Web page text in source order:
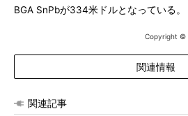
BGA SnPbが334米ドルとなっている。
Copyright ©
関連情報
関連記事